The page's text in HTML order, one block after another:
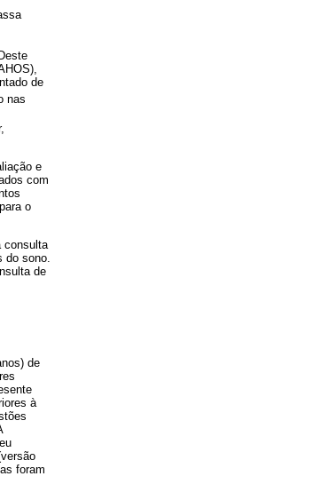
de
nas
e
com
o
consulta
do sono.
de
de
à
foram